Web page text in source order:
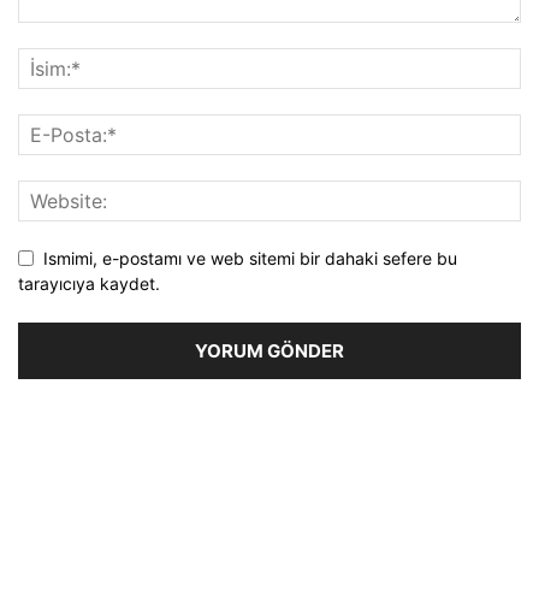
Ismimi, e-postamı ve web sitemi bir dahaki sefere bu
tarayıcıya kaydet.